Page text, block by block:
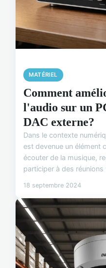
MATÉRIEL
Comment
l'audio sur un
DAC externe?
Dans le contexte
est devenue un élément
écouter de la musique,
participer à des
18 septembre 2024